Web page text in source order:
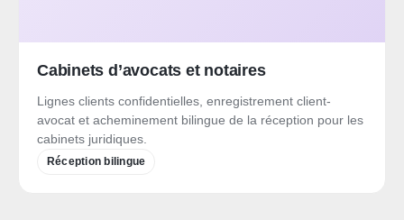
Cabinets d’avocats et notaires
Lignes clients confidentielles, enregistrement client-
avocat et acheminement bilingue de la réception pour les
cabinets juridiques.
Réception bilingue